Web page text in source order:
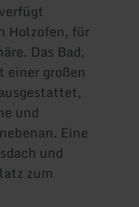
Holzofen, für
Das Bad,
einer großen
und
Eine
und
zum